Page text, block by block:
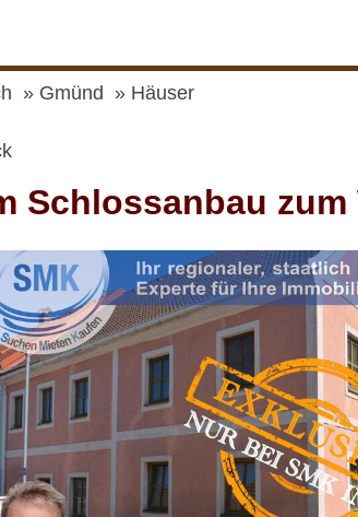
Gmünd Häuser
Schlossanbau